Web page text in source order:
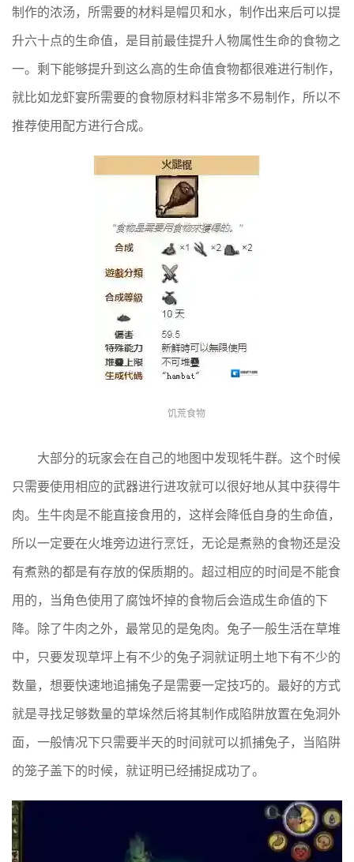
制作的浓汤，所需要的材料是帽贝和水，制作出来后可以提
升六十点的生命值，是目前最佳提升人物属性生命的食物之
一。剩下能够提升到这么高的生命值食物都很难进行制作，
就比如龙虾宴所需要的食物原材料非常多不易制作，所以不
推荐使用配方进行合成。
饥荒食物
大部分的玩家会在自己的地图中发现牦牛群。这个时候
只需要使用相应的武器进行进攻就可以很好地从其中获得牛
肉。生牛肉是不能直接食用的，这样会降低自身的生命值，
所以一定要在火堆旁边进行烹饪，无论是煮熟的食物还是没
有煮熟的都是有存放的保质期的。超过相应的时间是不能食
用的，当角色使用了腐蚀坏掉的食物后会造成生命值的下
降。除了牛肉之外，最常见的是兔肉。兔子一般生活在草堆
中，只要发现草坪上有不少的兔子洞就证明土地下有不少的
数量，想要快速地追捕兔子是需要一定技巧的。最好的方式
就是寻找足够数量的草垛然后将其制作成陷阱放置在兔洞外
面，一般情况下只需要半天的时间就可以抓捕兔子，当陷阱
的笼子盖下的时候，就证明已经捕捉成功了。